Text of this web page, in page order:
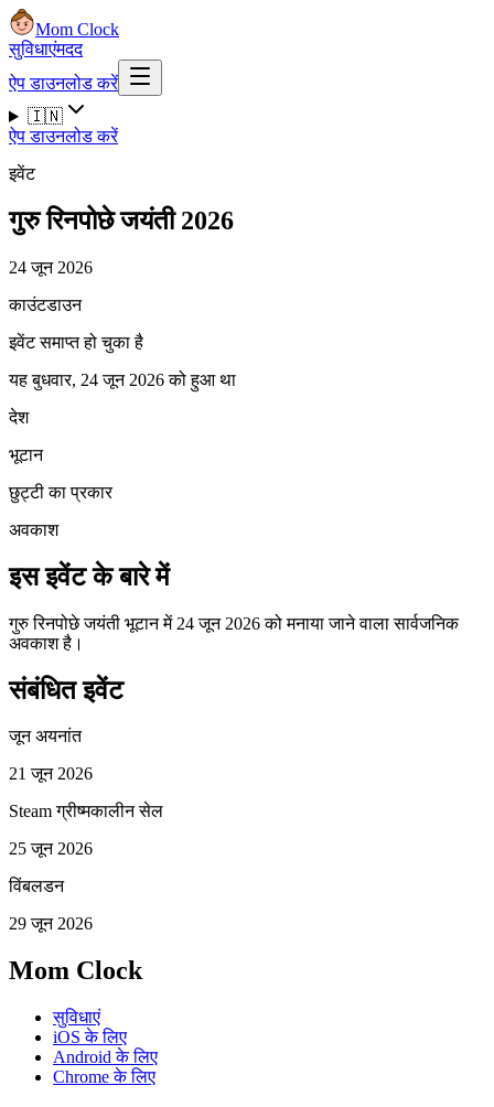
Mom Clock
सुविधाएंमदद
ऐप डाउनलोड करें
🇮🇳
ऐप डाउनलोड करें
इवेंट
गुरु रिनपोछे जयंती 2026
24 जून 2026
काउंटडाउन
इवेंट समाप्त हो चुका है
यह बुधवार, 24 जून 2026 को हुआ था
देश
भूटान
छुट्टी का प्रकार
अवकाश
इस इवेंट के बारे में
गुरु रिनपोछे जयंती भूटान में 24 जून 2026 को मनाया जाने वाला सार्वजनिक
अवकाश है।
संबंधित इवेंट
जून अयनांत
21 जून 2026
Steam ग्रीष्मकालीन सेल
25 जून 2026
विंबलडन
29 जून 2026
Mom Clock
सुविधाएं
iOS के लिए
Android के लिए
Chrome के लिए